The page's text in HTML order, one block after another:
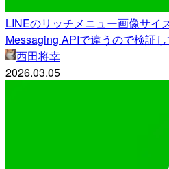
LINEのリッチメニュー画像サイ
Messaging APIで違うので検証
西田将幸
2026.03.05